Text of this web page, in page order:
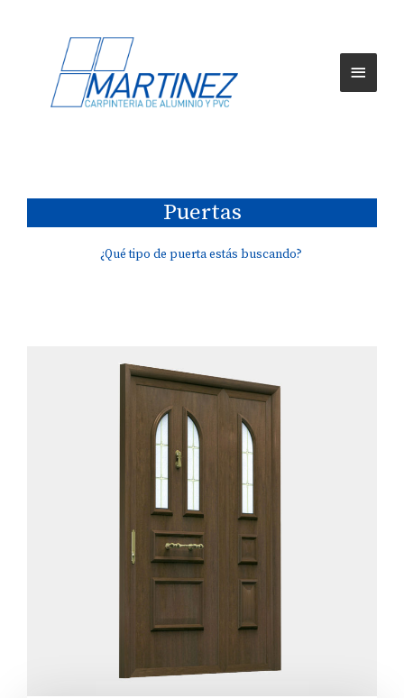
Puertas
¿Qué tipo de puerta estás buscando?